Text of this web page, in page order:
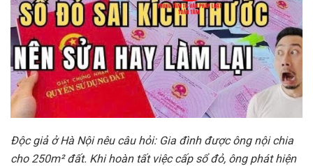
Độcgiả ở Hà Nộinêu câu hỏi: Gia đình được ông nội chia
cho 250m² đất. Khi hoàn tất việc cấp sổ đỏ, ông phát hiện